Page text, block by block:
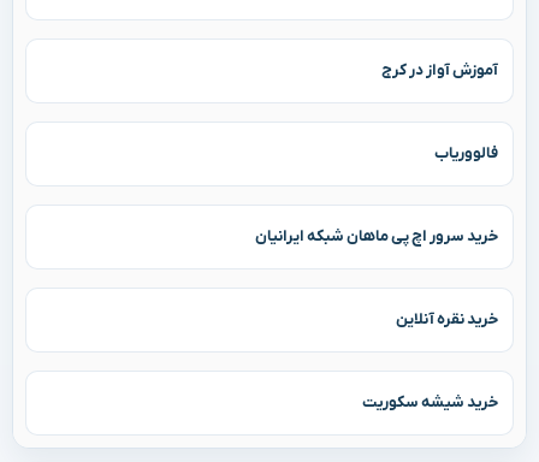
آموزش آواز در کرج
فالووریاب
خرید سرور اچ پی ماهان شبکه ایرانیان
خرید نقره آنلاین
خرید شیشه سکوریت